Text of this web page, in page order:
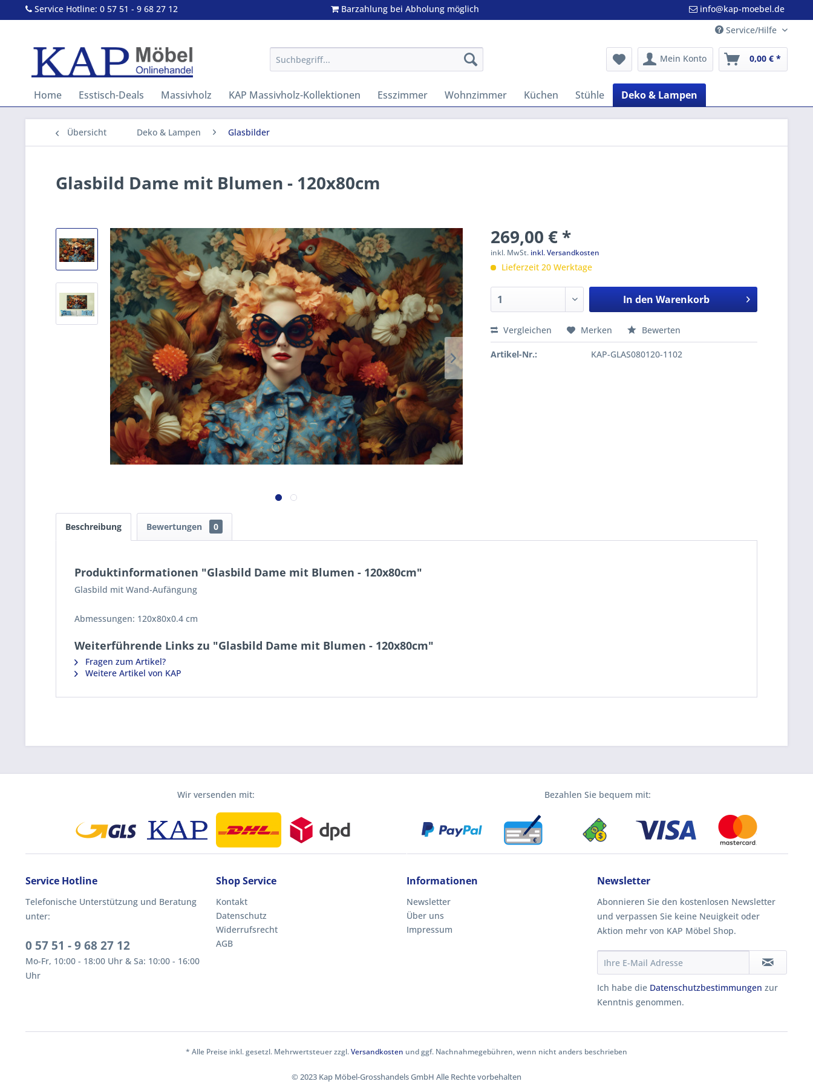
Service Hotline: 0 57 51 - 9 68 27 12 Barzahlung bei Abholung möglich
info@kap-moebel.de
Service/Hilfe
Mein Konto 0,00 € *
Home Esstisch-Deals Massivholz KAP Massivholz-Kollektionen Esszimmer Wohnzimmer Küchen Stühle Deko & Lampen
Übersicht Deko & Lampen Glasbilder
Glasbild Dame mit Blumen - 120x80cm
269,00 € *
inkl. MwSt. inkl. Versandkosten
Lieferzeit 20 Werktage
In den Warenkorb
Vergleichen Merken Bewerten
Artikel-Nr.: KAP-GLAS080120-1102
Beschreibung Bewertungen 0
Produktinformationen "Glasbild Dame mit Blumen - 120x80cm"
Glasbild mit Wand-Aufängung
Abmessungen: 120x80x0.4 cm
Weiterführende Links zu "Glasbild Dame mit Blumen - 120x80cm"
Fragen zum Artikel?
Weitere Artikel von KAP
Wir versenden mit: Bezahlen Sie bequem mit:
Service Hotline
Telefonische Unterstützung und Beratung
unter:
0 57 51 - 9 68 27 12
Mo-Fr, 10:00 - 18:00 Uhr & Sa: 10:00 - 16:00
Uhr
Shop Service
Kontakt
Datenschutz
Widerrufsrecht
AGB
Informationen
Newsletter
Über uns
Impressum
Newsletter
Abonnieren Sie den kostenlosen Newsletter
und verpassen Sie keine Neuigkeit oder
Aktion mehr von KAP Möbel Shop.
Ich habe die Datenschutzbestimmungen zur
Kenntnis genommen.
* Alle Preise inkl. gesetzl. Mehrwertsteuer zzgl.Versandkosten und ggf. Nachnahmegebühren, wenn nicht anders beschrieben
© 2023 Kap Möbel-Grosshandels GmbH Alle Rechte vorbehalten